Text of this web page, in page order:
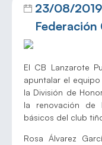
23/08/2019
Federación
El CB Lanzarote
apuntalar el
la División de
la renovación de
básicos del club
Rosa Álvarez